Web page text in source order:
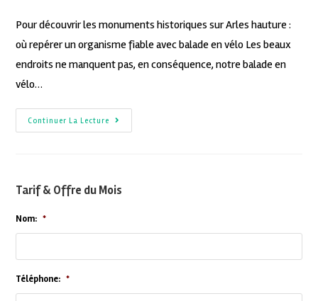
Pour découvrir les monuments historiques sur Arles hauture :
où repérer un organisme fiable avec balade en vélo Les beaux
endroits ne manquent pas, en conséquence, notre balade en
vélo…
Continuer La Lecture
Tarif & Offre du Mois
Nom: *
Téléphone: *